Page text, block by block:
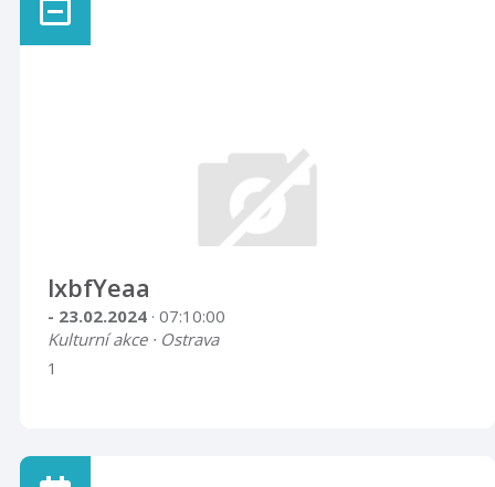
lxbfYeaa
- 23.02.2024 · 07:10:00
Kulturní akce · Ostrava
1